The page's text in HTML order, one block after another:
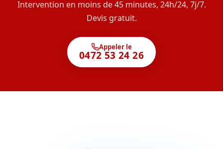
Intervention en moins de 45 minutes, 24h/24, 7j/7.
Devis gratuit.
Appeler le
0472 53 24 26